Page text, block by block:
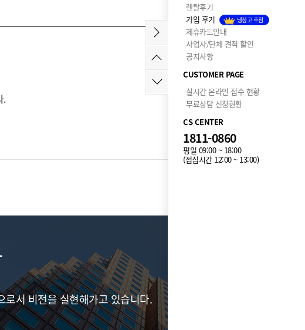
.
서 비전을 실현해가고 있습니다.
렌탈후기
가입 후기
냉장고 추첨
제휴카드안내
사업자/단체 견적 할인
공지사항
CUSTOMER PAGE
실시간 온라인 접수 현황
무료상담 신청현황
CS CENTER
1811-0860
평일 09:00 ~ 18:00
(점심시간 12:00 ~ 13:00)